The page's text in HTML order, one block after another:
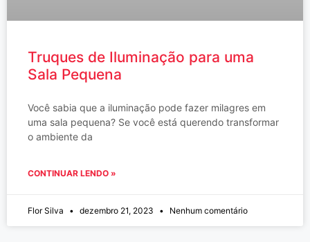
Truques de Iluminação para uma
Sala Pequena
Você sabia que a iluminação pode fazer milagres em
uma sala pequena? Se você está querendo transformar
o ambiente da
CONTINUAR LENDO »
Flor Silva dezembro 21, 2023 Nenhum comentário